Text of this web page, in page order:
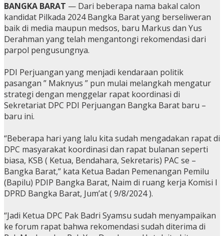
BANGKA BARAT — Dari beberapa nama bakal calon
kandidat Pilkada 2024 Bangka Barat yang berseliweran
baik di media maupun medsos, baru Markus dan Yus
Derahman yang telah mengantongi rekomendasi dari
parpol pengusungnya.
PDI Perjuangan yang menjadi kendaraan politik
pasangan ” Maknyus ” pun mulai melangkah mengatur
strategi dengan menggelar rapat koordinasi di
Sekretariat DPC PDI Perjuangan Bangka Barat baru –
baru ini.
“Beberapa hari yang lalu kita sudah mengadakan rapat di
DPC masyarakat koordinasi dan rapat bulanan seperti
biasa, KSB ( Ketua, Bendahara, Sekretaris) PAC se –
Bangka Barat,” kata Ketua Badan Pemenangan Pemilu
(Bapilu) PDIP Bangka Barat, Naim di ruang kerja Komisi I
DPRD Bangka Barat, Jum’at ( 9/8/2024 ).
“Jadi Ketua DPC Pak Badri Syamsu sudah menyampaikan
ke forum rapat bahwa rekomendasi sudah diterima di